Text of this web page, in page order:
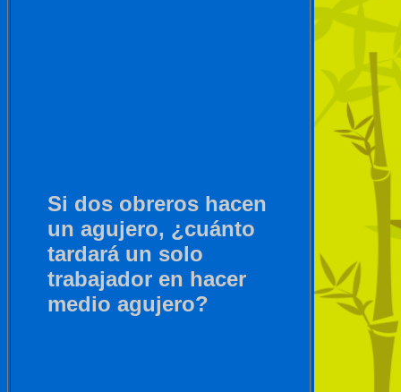
Si dos obreros hacen
un agujero, ¿cuánto
tardará un solo
trabajador en hacer
medio agujero?